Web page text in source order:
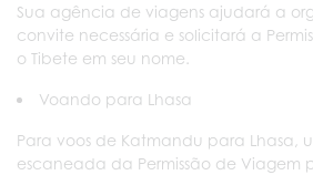
Sua agência de viagens ajudará a
convite necessária e solicitará a
o Tibete em seu nome.
Voando para Lhasa
Para voos de Katmandu para Lhasa,
escaneada da Permissão de Viagem